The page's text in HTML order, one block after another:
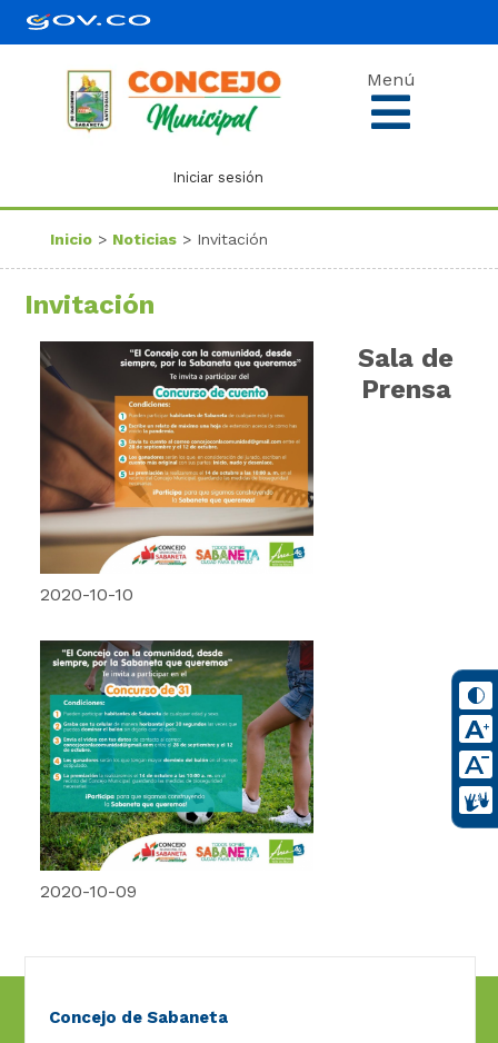
Menú
Iniciar sesión
Inicio> Noticias> Invitación
Invitación
2020-10-10
2020-10-09
Sala de
Prensa
Concejo de Sabaneta